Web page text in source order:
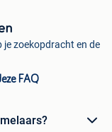
je zoekopdracht en de
FAQ